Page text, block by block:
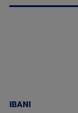
IBANI